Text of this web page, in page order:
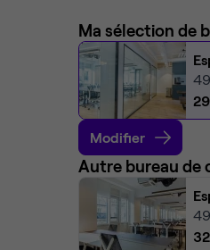
Ma sélection de
49
Modifier
Autre bureau de
49